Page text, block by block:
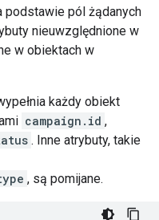
podstawie pól żądanych
nieuwzględnione w
w obiektach w
każdy obiekt
campaign.id ,
. Inne atrybuty, takie
, są pomijane.